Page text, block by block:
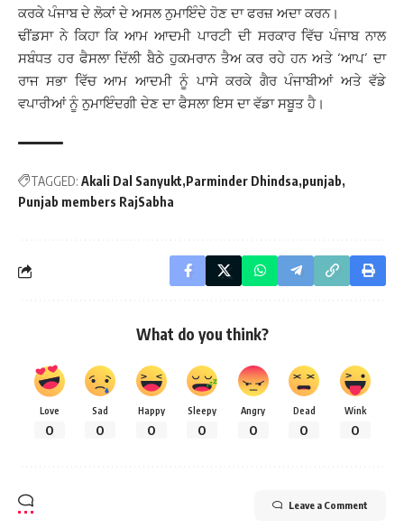
ਕਰਕੇ ਪੰਜਾਬ ਦੇ ਲੋਕਾਂ ਦੇ ਅਸਲ ਨੁਮਾਇੰਦੇ ਹੋਣ ਦਾ ਫਰਜ਼ ਅਦਾ ਕਰਨ।
ਢੀਂਡਸਾ ਨੇ ਕਿਹਾ ਕਿ ਆਮ ਆਦਮੀ ਪਾਰਟੀ ਦੀ ਸਰਕਾਰ ਵਿੱਚ ਪੰਜਾਬ ਨਾਲ
ਸਬੰਧਤ ਹਰ ਫੈਸਲਾ ਦਿੱਲੀ ਬੈਠੇ ਹੁਕਮਰਾਨ ਤੈਅ ਕਰ ਰਹੇ ਹਨ ਅਤੇ ‘ਆਪ’ ਦਾ
ਰਾਜ ਸਭਾ ਵਿੱਚ ਆਮ ਆਦਮੀ ਨੂੰ ਪਾਸੇ ਕਰਕੇ ਗੈਰ ਪੰਜਾਬੀਆਂ ਅਤੇ ਵੱਡੇ
ਵਪਾਰੀਆਂ ਨੂੰ ਨੁਮਾਇੰਦਗੀ ਦੇਣ ਦਾ ਫੈਸਲਾ ਇਸ ਦਾ ਵੱਡਾ ਸਬੂਤ ਹੈ।
TAGGED: Akali Dal Sanyukt Parminder Dhindsa punjab
Punjab members RajSabha
What do you think?
Love
0
Sad
0
Happy
0
Sleepy
0
Angry
0
Dead
0
Wink
0
Leave a Comment